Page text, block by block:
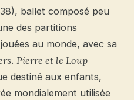
ballet composé peu
des partitions
au monde, avec sa
. Pierre et le Loup
destiné aux enfants,
mondialement utilisée